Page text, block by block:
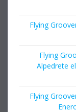
Flying
Flying
Alpedrete
Flying